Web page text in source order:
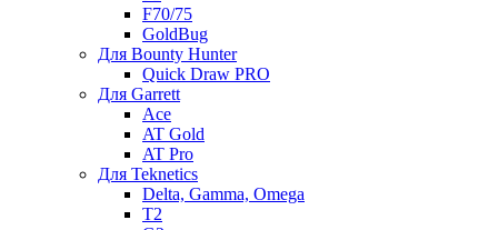
F70/75
GoldBug
Для Bounty Hunter
Quick Draw PRO
Для Garrett
Ace
AT Gold
AT Pro
Для Teknetics
Delta, Gamma, Omega
Т2